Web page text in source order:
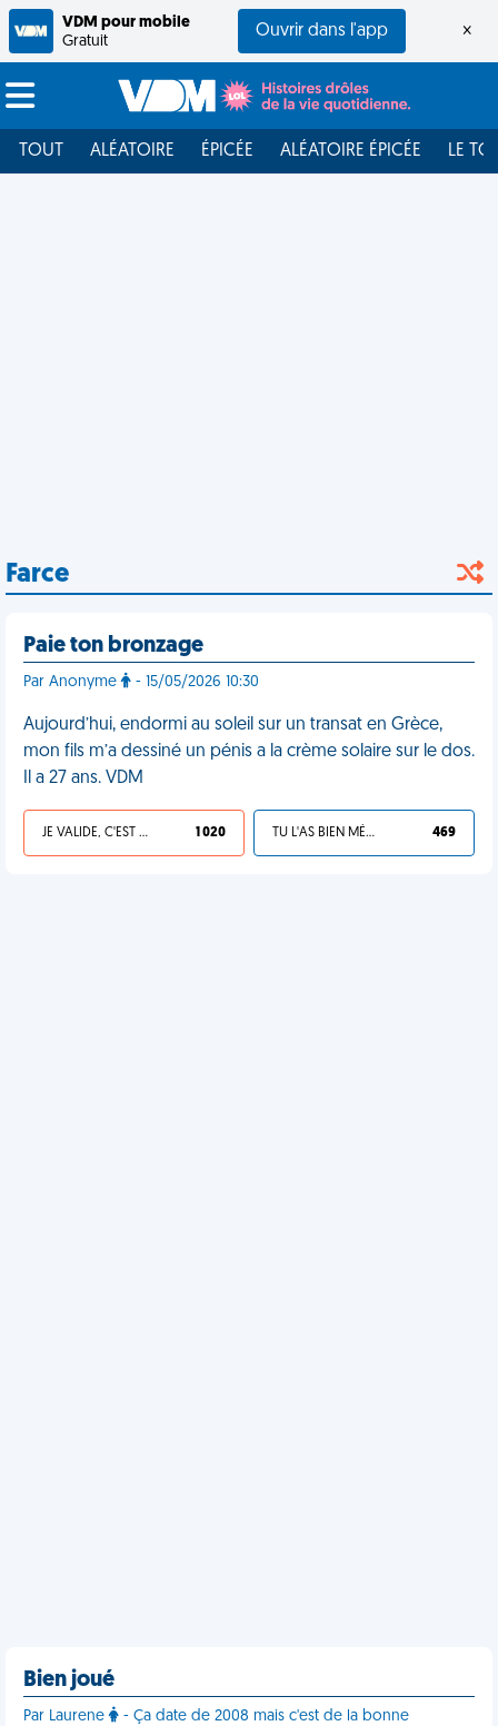
VDM pour mobile
Gratuit
Ouvrir dans l'app ×
TOUT ALÉATOIRE ÉPICÉE ALÉATOIRE ÉPICÉE LE
Farce
Paie ton bronzage
Par Anonyme - 15/05/2026 10:30
Aujourd’hui, endormi au soleil sur un transat en Grèce,
mon fils m’a dessiné un pénis a la crème solaire sur le dos.
Il a 27 ans. VDM
JE VALIDE, C'EST UNE VDM 1 020 TU L'AS BIEN MÉRITÉ 469
Bien joué
Par Laurene - Ça date de 2008 mais c'est de la bonne